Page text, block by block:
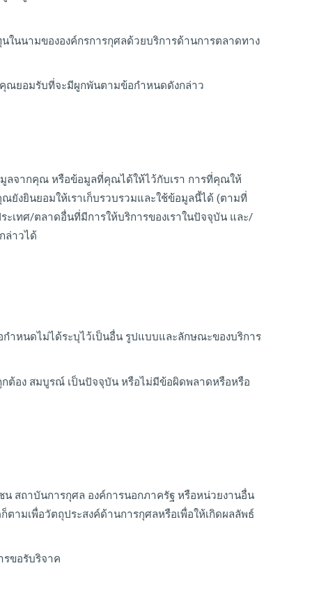
ในนามขององค์กรการกุศลด้วยบริการด้านการตลาดทาง
ณยอมรับที่จะมีผูกพันตามข้อกำหนดดังกล่าว
มูลจากคุณ หรือข้อมูลที่คุณได้ให้ไว้กับเรา การที่คุณให้
งยินยอมให้เราเก็บรวบรวมและใช้ข้อมูลนี้ได้ (ตามที่
เทศ/ตลาดอื่นที่มีการให้บริการของเราในปัจจุบัน และ/
ล่าวได้
ำหนดไม่ได้ระบุไว้เป็นอื่น รูปแบบและลักษณะของบริการ
กต้อง สมบูรณ์ เป็นปัจจุบัน หรือไม่มีข้อผิดพลาดหรือหรือ
สถาบันการกุศล องค์การนอกภาครัฐ หรือหน่วยงานอื่น
ามเพื่อวัตถุประสงค์ด้านการกุศลหรือเพื่อให้เกิดผลลัพธ์
รขอรับริจาค